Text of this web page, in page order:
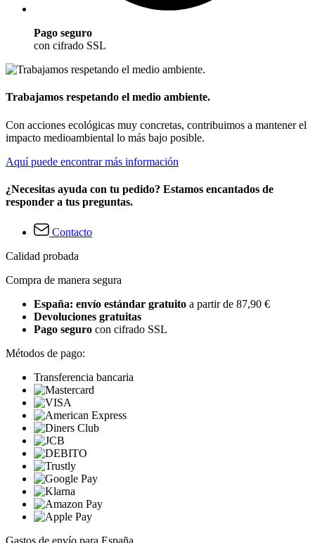
Pago seguro
con cifrado SSL
Trabajamos respetando el medio ambiente.
Con acciones ecológicas muy concretas, contribuimos a mantener el
impacto medioambiental lo más bajo posible.
Aquí puede encontrar más información
¿Necesitas ayuda con tu pedido? Estamos encantados de
responder a tus preguntas.
Contacto
Calidad probada
Compra de manera segura
España: envío estándar gratuito a partir de 87,90 €
Devoluciones gratuitas
Pago seguro con cifrado SSL
Métodos de pago:
Transferencia bancaria